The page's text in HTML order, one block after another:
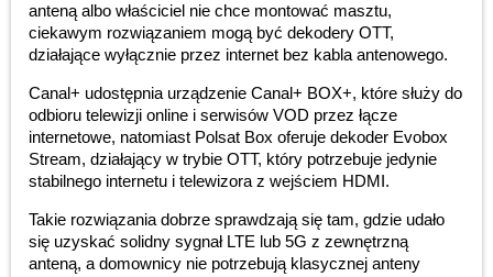
anteną albo właściciel nie chce montować masztu,
ciekawym rozwiązaniem mogą być dekodery OTT,
działające wyłącznie przez internet bez kabla antenowego.
Canal+ udostępnia urządzenie Canal+ BOX+, które służy do
odbioru telewizji online i serwisów VOD przez łącze
internetowe, natomiast Polsat Box oferuje dekoder Evobox
Stream, działający w trybie OTT, który potrzebuje jedynie
stabilnego internetu i telewizora z wejściem HDMI.
Takie rozwiązania dobrze sprawdzają się tam, gdzie udało
się uzyskać solidny sygnał LTE lub 5G z zewnętrzną
anteną, a domownicy nie potrzebują klasycznej anteny